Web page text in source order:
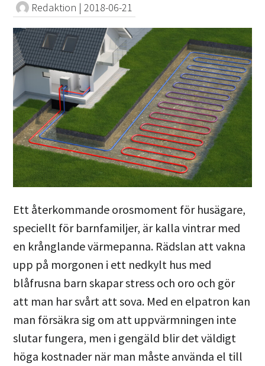
Redaktion |2018-06-21
Ett återkommande orosmoment för husägare,
speciellt för barnfamiljer, är kalla vintrar med
en krånglande värmepanna. Rädslan att vakna
upp på morgonen i ett nedkylt hus med
blåfrusna barn skapar stress och oro och gör
att man har svårt att sova. Med en elpatron kan
man försäkra sig om att uppvärmningen inte
slutar fungera, men i gengäld blir det väldigt
höga kostnader när man måste använda el till